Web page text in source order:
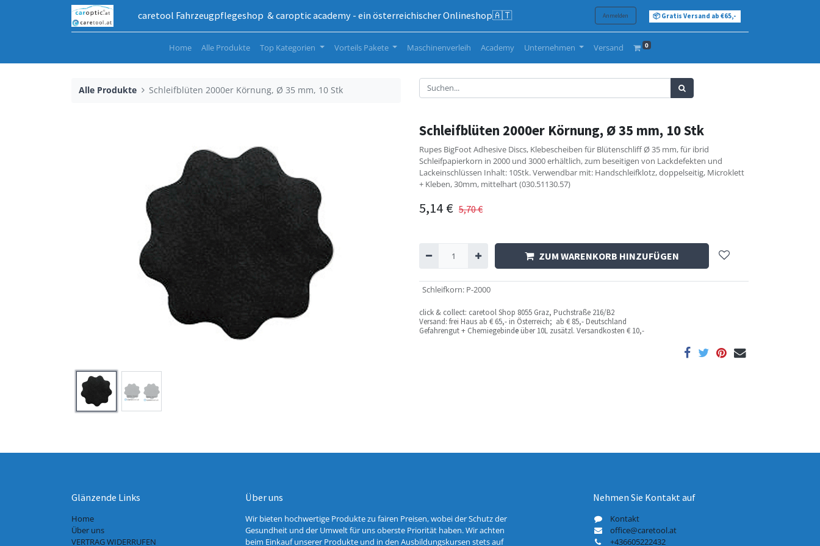
caretool Fahrzeugpflegeshop & caroptic academy - ein österreichischer Onlineshop🇦🇹 Anmelden 📦 Gratis Versand ab €65,-
Home Alle Produkte Top Kategorien Vorteils Pakete Maschinenverleih Academy Unternehmen Versand 0
Alle Produkte Schleifblüten 2000er Körnung, Ø 35 mm, 10 Stk
Schleifblüten 2000er Körnung, Ø 35 mm, 10 Stk
Rupes BigFoot Adhesive Discs, Klebescheiben für Blütenschliff Ø 35 mm, für ibrid
Schleifpapierkorn in 2000 und 3000 erhältlich, zum beseitigen von Lackdefekten und
Lackeinschlüssen Inhalt: 10Stk. Verwendbar mit: Handschleifklotz, doppelseitig, Microklett
+ Kleben, 30mm, mittelhart (030.51130.57)
5,14 € 5,70€
ZUM WARENKORB HINZUFÜGEN
Schleifkorn: P-2000
click & collect: caretool Shop 8055 Graz, Puchstraße 216/B2
Versand: frei Haus ab € 65,- in Österreich; ab € 85,- Deutschland
Gefahrengut + Chemiegebinde über 10L zusätzl. Versandkosten € 10,-
Glänzende Links
Home
Über uns
VERTRAG WIDERRUFEN
Über uns
Wir bieten hochwertige Produkte zu fairen Preisen, wobei der Schutz der
Gesundheit und der Umwelt für uns oberste Priorität haben. Wir achten
beim Einkauf unserer Produkte und in den Ausbildungskursen stets auf
Nehmen Sie Kontakt auf
Kontakt
office@caretool.at
+436605222432